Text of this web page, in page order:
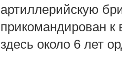
артиллерийскую
прикомандирован к
здесь около 6 лет